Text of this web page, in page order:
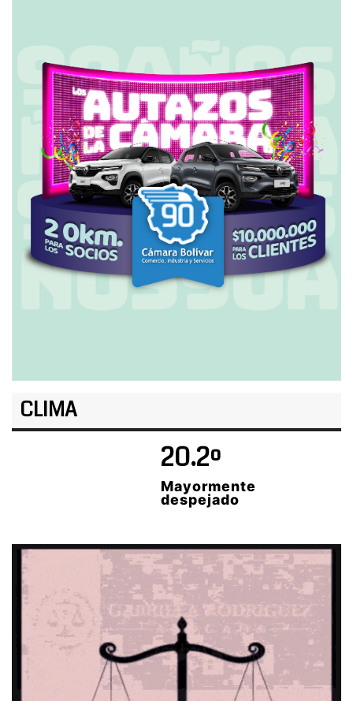
CLIMA
20.2º
Mayormente
despejado